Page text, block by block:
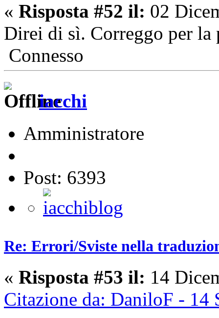
« Risposta #52 il: 02
Direi di sì. Correggo per la
Connesso
iacchi
Amministratore
Post: 6393
Re: Errori/Sviste nella
« Risposta #53 il: 14
Citazione da: DaniloF - 14